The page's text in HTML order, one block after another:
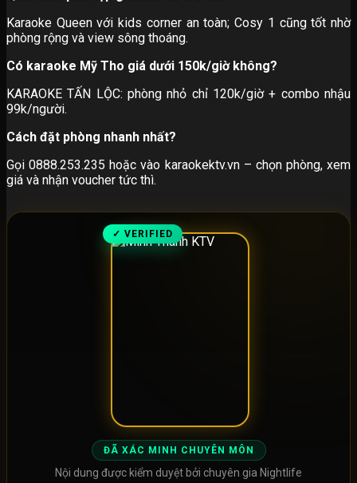
Karaoke Queen với kids corner an toàn; Cosy 1 cũng tốt nhờ
phòng rộng và view sông thoáng.
Có karaoke Mỹ Tho giá dưới 150k/giờ không?
KARAOKE TẤN LỘC: phòng nhỏ chỉ 120k/giờ + combo nhậu
99k/người.
Cách đặt phòng nhanh nhất?
Gọi 0888.253.235 hoặc vào karaokektv.vn – chọn phòng, xem
giá và nhận voucher tức thì.
✓ VERIFIED
ĐÃ XÁC MINH CHUYÊN MÔN
Nội dung được kiểm duyệt bởi chuyên gia Nightlife